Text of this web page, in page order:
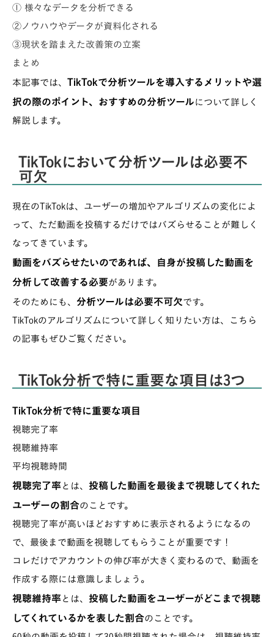
① 様々なデータを分析できる
②ノウハウやデータが資料化される
③現状を踏まえた改善策の立案
まとめ
本記事では、 TikTokで分析ツールを導入するメリットや選
択の際のポイント、おすすめの分析ツールについて詳しく
解説します。
TikTokにおいて分析ツールは必要不
可欠
現在のTikTokは、ユーザーの増加やアルゴリズムの変化によ
って、ただ動画を投稿するだけではバズらせることが難しく
なってきています。
動画をバズらせたいのであれば、自身が投稿した動画を
分析して改善する必要があります。
そのためにも、 分析ツールは必要不可欠です。
TikTokのアルゴリズムについて詳しく知りたい方は、こちら
の記事もぜひご覧ください。
TikTok分析で特に重要な項目は3つ
TikTok分析で特に重要な項目
視聴完了率
視聴維持率
平均視聴時間
視聴完了率とは、 投稿した動画を最後まで視聴してくれた
ユーザーの割合のことです。
視聴完了率が高いほどおすすめに表示されるようになるの
で、最後まで動画を視聴してもらうことが重要です！
コレだけでアカウントの伸び率が大きく変わるので、動画を
作成する際には意識しましょう。
視聴維持率とは、 投稿した動画をユーザーがどこまで視聴
してくれているかを表した割合のことです。